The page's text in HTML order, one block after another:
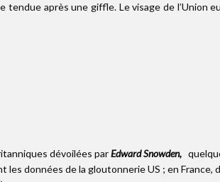
tendue après une giffle. Le visage de l’Union
dévoilées parEdward Snowden,
données de la gloutonnerie US ; en France,